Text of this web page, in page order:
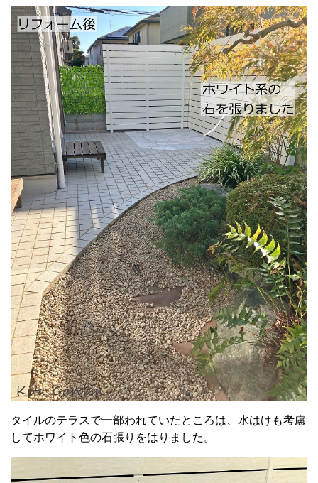
タイルのテラスで一部われていたところは、水はけも考慮
してホワイト色の石張りをはりました。